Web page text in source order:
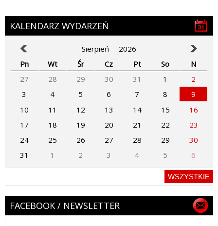
KALENDARZ WYDARZEŃ
Sierpień
2026
Pn
Wt Śr Cz Pt So
N
27
28 29 30 31 1
2
3
4 5 6 7 8
9
10
11 12 13 14 15
16
17
18 19 20 21 22
23
24
25 26 27 28 29
30
31
1 2 3 4 5 6
WSZYSTKIE
FACEBOOK / NEWSLETTER